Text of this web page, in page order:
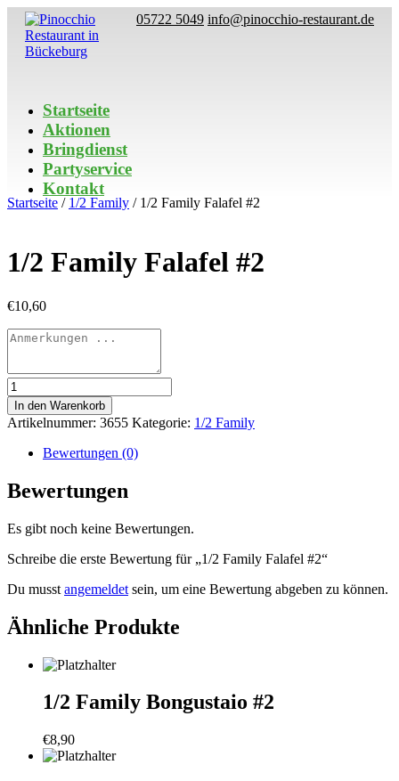
05722 5049 info@pinocchio-restaurant.de
Startseite
Aktionen
Bringdienst
Partyservice
Kontakt
Startseite / 1/2 Family / 1/2 Family Falafel #2
1/2 Family Falafel #2
€10,60
1/2
Family
Falafel
#2
Menge
In den Warenkorb
Artikelnummer: 3655 Kategorie: 1/2 Family
Bewertungen (0)
Bewertungen
Es gibt noch keine Bewertungen.
Schreibe die erste Bewertung für „1/2 Family Falafel #2“
Du musst angemeldet sein, um eine Bewertung abgeben zu können.
Ähnliche Produkte
1/2 Family Bongustaio #2
€8,90